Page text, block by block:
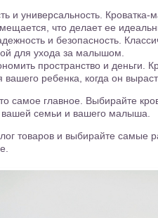
и универсальность.
что делает ее
и безопасность.
для ухода за малышом.
пространство и деньги.
ребенка, когда он
главное. Выбирайте
вашей семьи и вашего малыша.
товаров и выбирайте самые